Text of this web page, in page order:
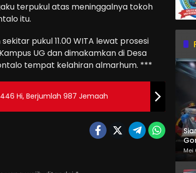
terpukul atas meninggalnya tokoh
itu.
pukul 11.00 WITA lewat prosesi
UG dan dimakamkan di Desa
tempat kelahiran almarhum. ***
Hi, Berjumlah 987 Jemaah
Mei